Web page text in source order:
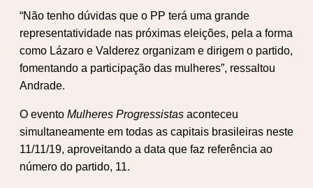
“Não tenho dúvidas que o PP terá uma grande
representatividade nas próximas eleições, pela a forma
como Lázaro e Valderez organizam e dirigem o partido,
fomentando a participação das mulheres”, ressaltou
Andrade.
O evento Mulheres Progressistas aconteceu
simultaneamente em todas as capitais brasileiras neste
11/11/19, aproveitando a data que faz referência ao
número do partido, 11.